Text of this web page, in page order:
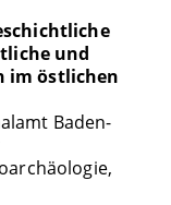
und
im östlichen
Baden-